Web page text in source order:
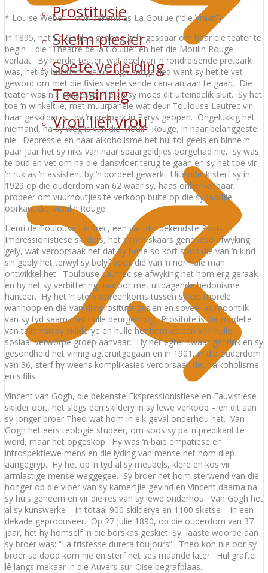
Prostitusie
Skelm plesier
Soete verleiding
Teensinnig
Vrou lief vrou
* Louise Weber – ook bekend as La Goulue (“die Vraat”)
In 1895, het La Goulue genoeg geld gespaar om haar eie teater te
begin – die “Théâtre de la Goulue” en het die Moulin Rouge
verlaat. By hierdie teater, wat deel van ‘n rondreisende pretpark
was, het sy buikdans-vertonings aangebied want sy het te vet
geword om met die fisies veeleisende can-can aan te gaan. Die
teater was nie suksesvol nie en sy moes dit uiteindelik sluit. Sy het
toe ‘n winkeltjie, met muurpanele wat deur Toulouse Lautrec vir
haar geskilder is, by ‘n pretpark in Parys geopen. Ongelukkig het
niemand, na sy weg is van die Moulin Rouge, in haar belanggestel
nie. Depressie en haar alkoholisme het hul tol geëis en binne ‘n
paar jaar het sy niks van haar spaargeldjies oorgehad nie. Sy was
te oud en vet om na die dansvloer terug te gaan en sy het toe vir
‘n ruk as ‘n assistent by ‘n bordeel gewerk. Uiteindelik sterf sy in
1929 op die ouderdom van 62 waar sy, haas onherkenbaar,
probeer om vuurhoutjies te verkoop buite op die sypaadjie
oorkant die Moulin Rouge.
Henri de Toulouse Lautrec, een van die bekendste Post-
Impressionistiese skilders, het aan ‘n skaars genetiese afwyking
gely, wat veroorsaak het dat sy bene so kort soos dié van ‘n kind
s’n gebly het terwyl sy bolyf soos dié van ‘n normale man
ontwikkel het. Toulouse Lautrec se afwyking het hom erg geraak
en hy het sy verbittering daaroor met uitdagende hedonisme
hanteer. Hy het ‘n sterk ooreenkoms tussen sy eie morele
wanhoop en dié van die prositute gesien en soveel as moontlik
van sy tyd saam met hulle deurgebring. Prositute is die modelle
van talle van sy skilderye en hulle het hom as een van hulle
sosiaal-verworpe groep aanvaar. Hy het egter swaar gedrink en sy
gesondheid het vinnig agteruitgegaan en in 1901, in die ouderdom
van 36, sterf hy weens komplikasies veroorsaak deur alkoholisme
en sifilis.
Vincent van Gogh, die bekenste Ekspressionistiese en Fauvistiese
skilder ooit, het slegs een skildery in sy lewe verkoop – en dit aan
sy jonger broer Theo wat hom in elk geval onderhou het. Van
Gogh het eers teologie studeer, om soos sy pa ‘n predikant te
word, maar het opgeskop. Hy was ‘n baie empatiese en
introspektiewe mens en die lyding van mense het hom diep
aangegryp. Hy het op ‘n tyd al sy meubels, klere en kos vir
armlastige mense weggegee. Sy broer het hom sterwend van die
honger op die vloer van sy kamertjie gevind en Vincent daarna na
sy huis geneem en vir die res van sy lewe onderhou. Van Gogh het
al sy kunswerke – in totaal 900 skilderye en 1100 sketse – in een
dekade geproduseer. Op 27 Julie 1890, op die ouderdom van 37
jaar, het hy homself in die borskas geskiet. Sy laaste woorde aan
sy broer was: “La tristesse durera toujours”. Theo kon nie oor sy
broer se dood kom nie en sterf net ses maande later. Hul grafte
lê langs mekaar in die Auvers-sur-Oise begrafplaas.